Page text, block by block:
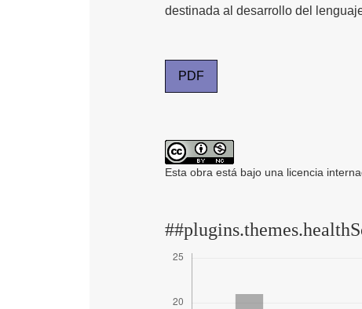
destinada al desarrollo del
PDF
Esta obra está bajo una licencia